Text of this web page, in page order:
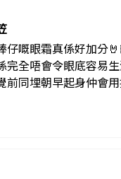
仔嘅眼霜真係好加分
完全唔會令眼底容易
前同埋朝早起身仲會